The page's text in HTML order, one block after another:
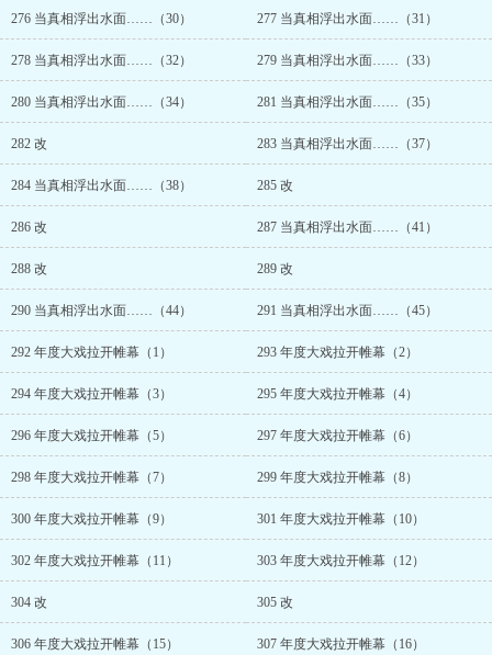
276 当真相浮出水面……（30） 277 当真相浮出水面……（31）
278 当真相浮出水面……（32） 279 当真相浮出水面……（33）
280 当真相浮出水面……（34） 281 当真相浮出水面……（35）
282 改 283 当真相浮出水面……（37）
284 当真相浮出水面……（38） 285 改
286 改 287 当真相浮出水面……（41）
288 改 289 改
290 当真相浮出水面……（44） 291 当真相浮出水面……（45）
292 年度大戏拉开帷幕（1） 293 年度大戏拉开帷幕（2）
294 年度大戏拉开帷幕（3） 295 年度大戏拉开帷幕（4）
296 年度大戏拉开帷幕（5） 297 年度大戏拉开帷幕（6）
298 年度大戏拉开帷幕（7） 299 年度大戏拉开帷幕（8）
300 年度大戏拉开帷幕（9） 301 年度大戏拉开帷幕（10）
302 年度大戏拉开帷幕（11） 303 年度大戏拉开帷幕（12）
304 改 305 改
306 年度大戏拉开帷幕（15） 307 年度大戏拉开帷幕（16）